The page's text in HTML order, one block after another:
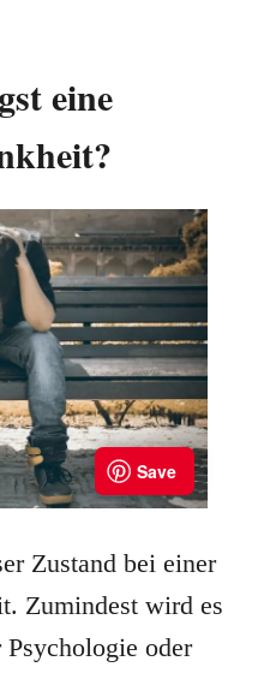
eine
Zustand bei einer
Zumindest wird es
oder